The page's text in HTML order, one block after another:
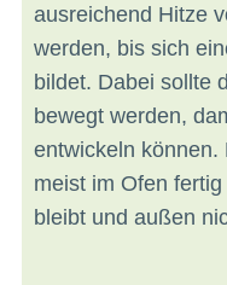
ausreichend Hitze
werden, bis sich
bildet. Dabei sollte
bewegt werden,
entwickeln können.
meist im Ofen
bleibt und außen